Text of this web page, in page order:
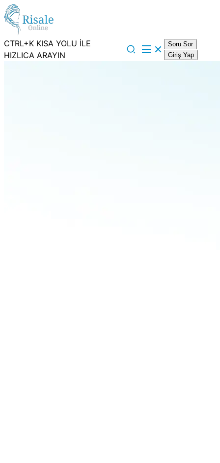
CTRL+K KISA YOLU İLE
HIZLICA ARAYIN
Soru Sor
Giriş Yap